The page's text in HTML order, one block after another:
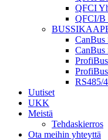
QFCI
QFCI/B
CanBus
CanBus
RS485/
Uutiset
UKK
Meistä
Tehdaskierros
Ota meihin yhteyttä